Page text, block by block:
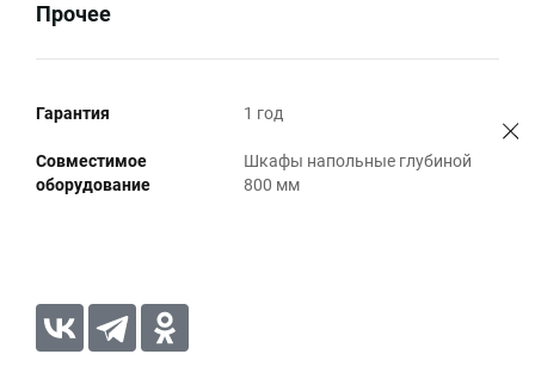
Прочее
Гарантия 1 год
Совместимое
оборудование
Шкафы напольные глубиной
800 мм